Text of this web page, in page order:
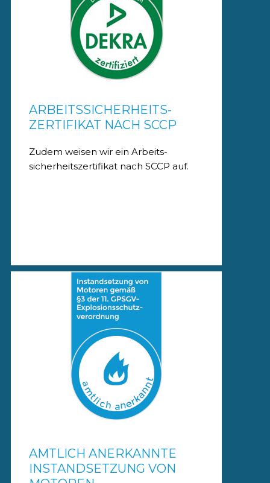
ARBEITSSICHERHEITS-
ZERTIFIKAT NACH SCCP
Zudem weisen wir ein Arbeits-
sicherheitszertifikat nach SCCP auf.
AMTLICH ANERKANNTE
INSTANDSETZUNG VON